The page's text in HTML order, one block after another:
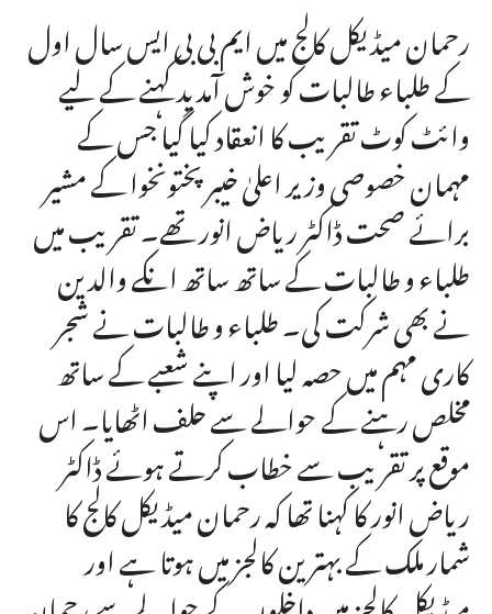
رحمان میڈیکل کالج میں ایم بی بی ایس سال اول
کے طلباء طالبات کو خوش آمدید کہنے کے لیے
وائٹ کوٹ تقریب کا انعقاد کیا گیا جس کے
مہمان خصوصی وزیر اعلیٰ خیبر پختونخوا کے مشیر
برائے صحت ڈاکٹر ریاض انور تھے۔ تقریب میں
طلباء و طالبات کے ساتھ ساتھ انکے والدین
نے بھی شرکت کی۔ طلباء و طالبات نے شجر
کاری مہم میں حصہ لیا اور اپنے شعبے کے ساتھ
مخلص رہنے کے حوالے سے حلف اٹھایا۔ اس
موقع پر تقریب سے خطاب کرتے ہوئے ڈاکٹر
ریاض انور کا کہنا تھا کہ رحمان میڈیکل کالج کا
شمار ملک کے بہترین کالجز میں ہوتا ہے اور